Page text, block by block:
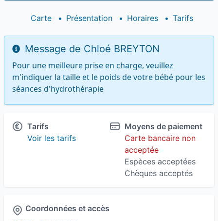
Carte • Présentation • Horaires • Tarifs
Message de Chloé BREYTON
Pour une meilleure prise en charge, veuillez
m'indiquer la taille et le poids de votre bébé pour les
séances d'hydrothérapie
Tarifs
Voir les tarifs
Moyens de paiement
Carte bancaire non
acceptée
Espèces acceptées
Chèques acceptés
Coordonnées et accès